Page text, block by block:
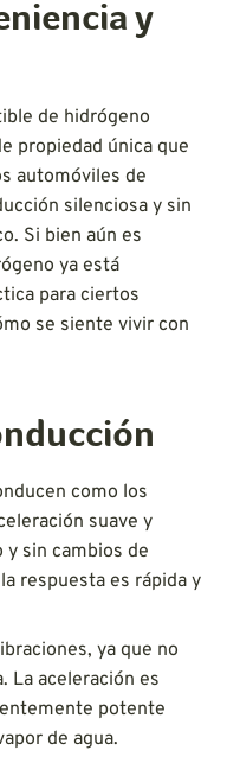
y
de hidrógeno
propiedad única que
automóviles de
silenciosa y sin
Si bien aún es
ya está
para ciertos
se siente vivir con
como los
suave y
y sin cambios de
respuesta es rápida y
ya que no
La aceleración es
potente
de agua.